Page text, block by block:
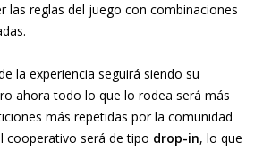
las reglas del juego con combinaciones
la experiencia seguirá siendo su
ahora todo lo que lo rodea será más
más repetidas por la comunidad
cooperativo será de tipo drop-in, lo que